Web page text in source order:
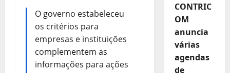
O governo estabeleceu
os critérios para
empresas e instituições
complementem as
informações para ações
CONTRIC
OM
anuncia
várias
agendas
de